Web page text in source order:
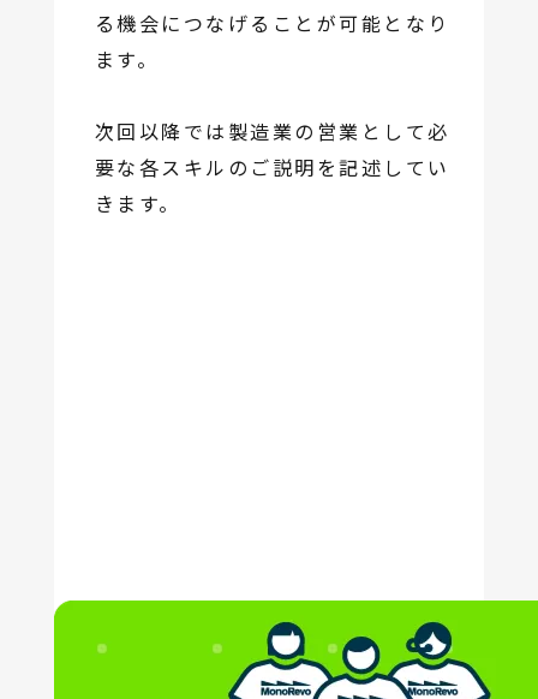
る機会につなげることが可能となり
ます。
次回以降では製造業の営業として必
要な各スキルのご説明を記述してい
きます。